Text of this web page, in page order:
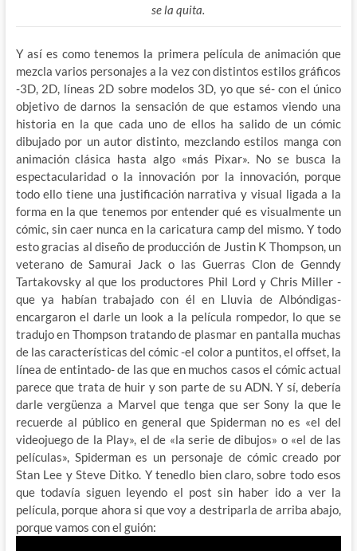
se la quita.
Y así es como tenemos la primera película de animación que
mezcla varios personajes a la vez con distintos estilos gráficos
-3D, 2D, líneas 2D sobre modelos 3D, yo que sé- con el único
objetivo de darnos la sensación de que estamos viendo una
historia en la que cada uno de ellos ha salido de un cómic
dibujado por un autor distinto, mezclando estilos manga con
animación clásica hasta algo «más Pixar». No se busca la
espectacularidad o la innovación por la innovación, porque
todo ello tiene una justificación narrativa y visual ligada a la
forma en la que tenemos por entender qué es visualmente un
cómic, sin caer nunca en la caricatura camp del mismo. Y todo
esto gracias al diseño de producción de Justin K Thompson, un
veterano de Samurai Jack o las Guerras Clon de Genndy
Tartakovsky al que los productores Phil Lord y Chris Miller -
que ya habían trabajado con él en Lluvia de Albóndigas-
encargaron el darle un look a la película rompedor, lo que se
tradujo en Thompson tratando de plasmar en pantalla muchas
de las características del cómic -el color a puntitos, el offset, la
línea de entintado- de las que en muchos casos el cómic actual
parece que trata de huir y son parte de su ADN. Y sí, debería
darle vergüenza a Marvel que tenga que ser Sony la que le
recuerde al público en general que Spiderman no es «el del
videojuego de la Play», el de «la serie de dibujos» o «el de las
películas», Spiderman es un personaje de cómic creado por
Stan Lee y Steve Ditko. Y tenedlo bien claro, sobre todo esos
que todavía siguen leyendo el post sin haber ido a ver la
película, porque ahora si que voy a destriparla de arriba abajo,
porque vamos con el guión: